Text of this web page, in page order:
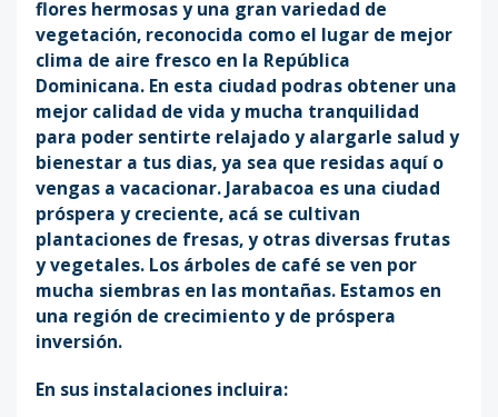
flores hermosas y una gran variedad de
vegetación, reconocida como el lugar de mejor
clima de aire fresco en la República
Dominicana. En esta ciudad podras obtener una
mejor calidad de vida y mucha tranquilidad
para poder sentirte relajado y alargarle salud y
bienestar a tus dias, ya sea que residas aquí o
vengas a vacacionar. Jarabacoa es una ciudad
próspera y creciente, acá se cultivan
plantaciones de fresas, y otras diversas frutas
y vegetales. Los árboles de café se ven por
mucha siembras en las montañas. Estamos en
una región de crecimiento y de próspera
inversión.
En sus instalaciones incluira: